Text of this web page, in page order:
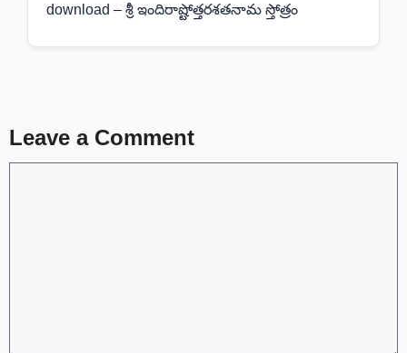
download – శ్రీ ఇందిరాష్టోత్తరశతనామ స్తోత్రం
Leave a Comment